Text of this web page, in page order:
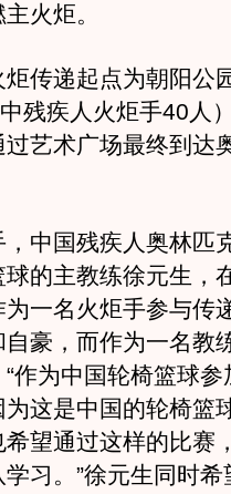
火炬。
递起点为朝阳公
残疾人火炬手40人
艺术广场最终到达
国残疾人奥林匹
的主教练徐元生，
一名火炬手参与传
豪，而作为一名教
作为中国轮椅篮球
这是中国的轮椅篮
望通过这样的比赛
习。”徐元生同时希